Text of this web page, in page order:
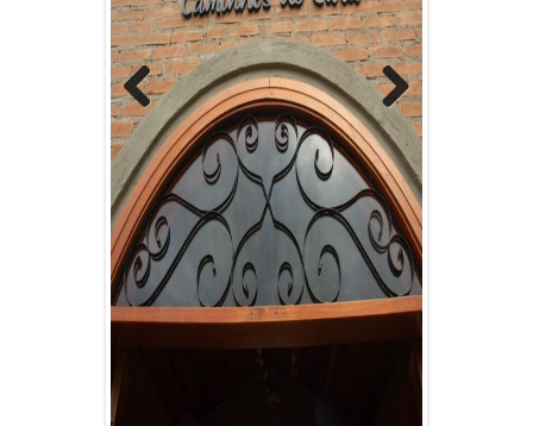
Previous Next